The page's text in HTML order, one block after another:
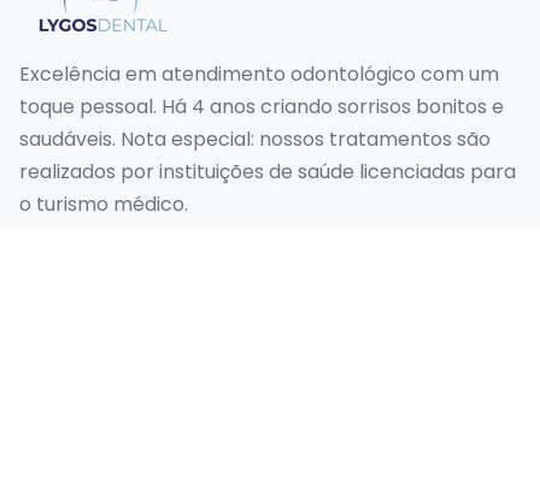
Excelência em atendimento odontológico com um
toque pessoal. Há 4 anos criando sorrisos bonitos e
saudáveis. Nota especial: nossos tratamentos são
realizados por instituições de saúde licenciadas para
o turismo médico.